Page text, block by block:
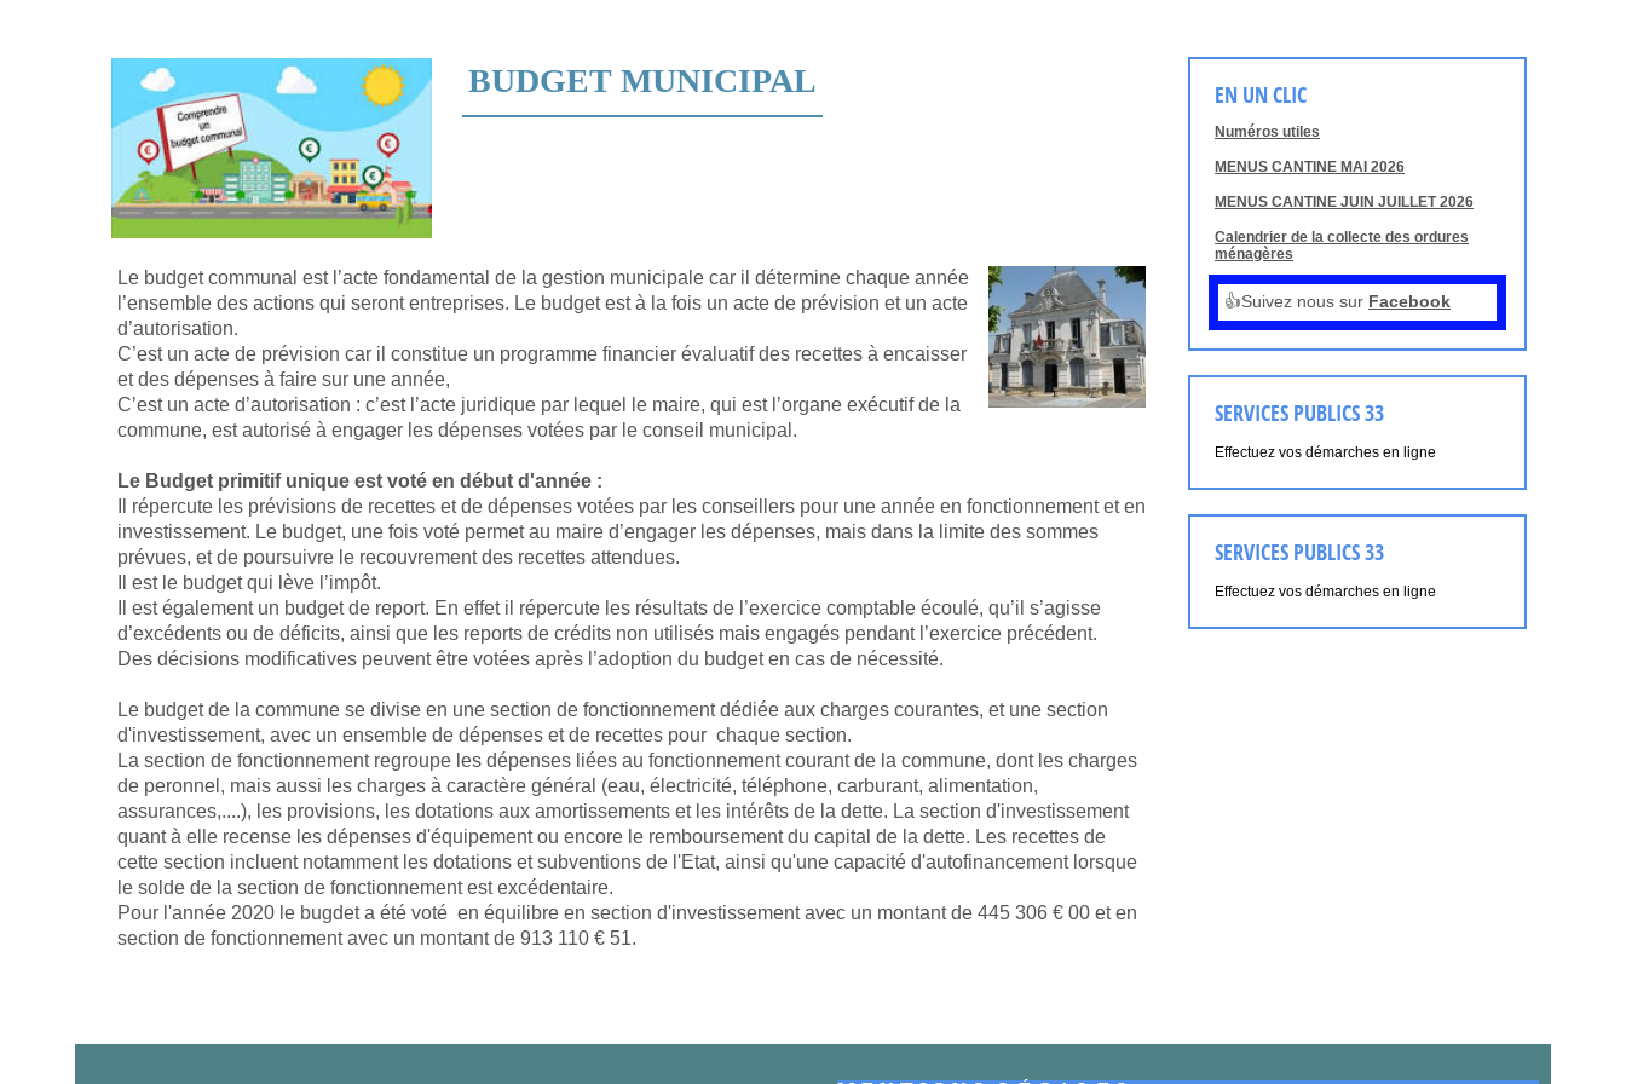
BUDGET MUNICIPAL
Le budget communal est l’acte fondamental de la gestion municipale car il détermine chaque année
l’ensemble des actions qui seront entreprises. Le budget est à la fois un acte de prévision et un acte
d’autorisation.
C’est un acte de prévision car il constitue un programme financier évaluatif des recettes à encaisser
et des dépenses à faire sur une année,
C’est un acte d’autorisation : c’est l’acte juridique par lequel le maire, qui est l’organe exécutif de la
commune, est autorisé à engager les dépenses votées par le conseil municipal.
Le Budget primitif unique est voté en début d'année :
Il répercute les prévisions de recettes et de dépenses votées par les conseillers pour une année en fonctionnement et en
investissement. Le budget, une fois voté permet au maire d’engager les dépenses, mais dans la limite des sommes
prévues, et de poursuivre le recouvrement des recettes attendues.
Il est le budget qui lève l’impôt.
Il est également un budget de report. En effet il répercute les résultats de l’exercice comptable écoulé, qu’il s’agisse
d’excédents ou de déficits, ainsi que les reports de crédits non utilisés mais engagés pendant l’exercice précédent.
Des décisions modificatives peuvent être votées après l’adoption du budget en cas de nécessité.
Le budget de la commune se divise en une section de fonctionnement dédiée aux charges courantes, et une section
d'investissement, avec un ensemble de dépenses et de recettes pour chaque section.
La section de fonctionnement regroupe les dépenses liées au fonctionnement courant de la commune, dont les charges
de peronnel, mais aussi les charges à caractère général (eau, électricité, téléphone, carburant, alimentation,
assurances,....), les provisions, les dotations aux amortissements et les intérêts de la dette. La section d'investissement
quant à elle recense les dépenses d'équipement ou encore le remboursement du capital de la dette. Les recettes de
cette section incluent notamment les dotations et subventions de l'Etat, ainsi qu'une capacité d'autofinancement lorsque
le solde de la section de fonctionnement est excédentaire.
Pour l'année 2020 le bugdet a été voté en équilibre en section d'investissement avec un montant de 445 306 € 00 et en
section de fonctionnement avec un montant de 913 110 € 51.
EN UN CLIC
Numéros utiles
MENUS CANTINE MAI 2026
MENUS CANTINE JUIN JUILLET 2026
Calendrier de la collecte des ordures
ménagères
👍Suivez nous sur Facebook
SERVICES PUBLICS 33
Effectuez vos démarches en ligne
SERVICES PUBLICS 33
Effectuez vos démarches en ligne